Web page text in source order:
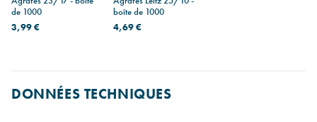
de 1000
3,99 €
boîte de 1000
4,69 €
DONNÉES TECHNIQUES